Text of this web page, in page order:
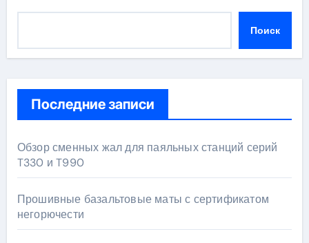
Поиск
Последние записи
Обзор сменных жал для паяльных станций серий
T330 и T990
Прошивные базальтовые маты с сертификатом
негорючести